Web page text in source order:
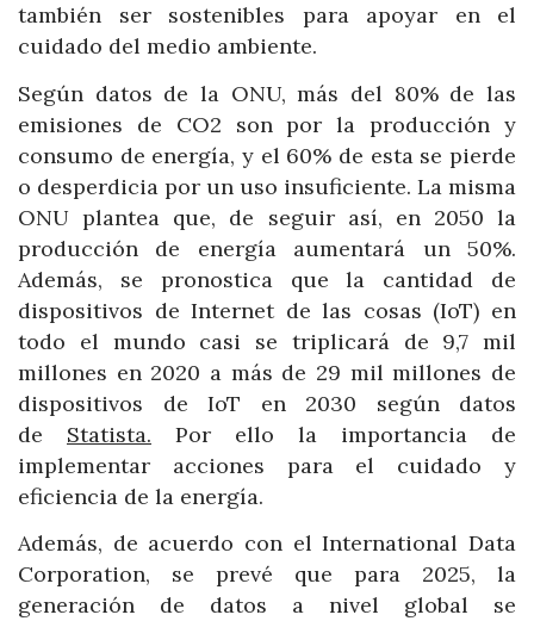
también ser sostenibles para apoyar en el
cuidado del medio ambiente.
Según datos de la ONU, más del 80% de las
emisiones de CO2 son por la producción y
consumo de energía, y el 60% de esta se pierde
o desperdicia por un uso insuficiente. La misma
ONU plantea que, de seguir así, en 2050 la
producción de energía aumentará un 50%.
Además, se pronostica que la cantidad de
dispositivos de Internet de las cosas (IoT) en
todo el mundo casi se triplicará de 9,7 mil
millones en 2020 a más de 29 mil millones de
dispositivos de IoT en 2030 según datos
de Statista. Por ello la importancia de
implementar acciones para el cuidado y
eficiencia de la energía.
Además, de acuerdo con el International Data
Corporation, se prevé que para 2025, la
generación de datos a nivel global se